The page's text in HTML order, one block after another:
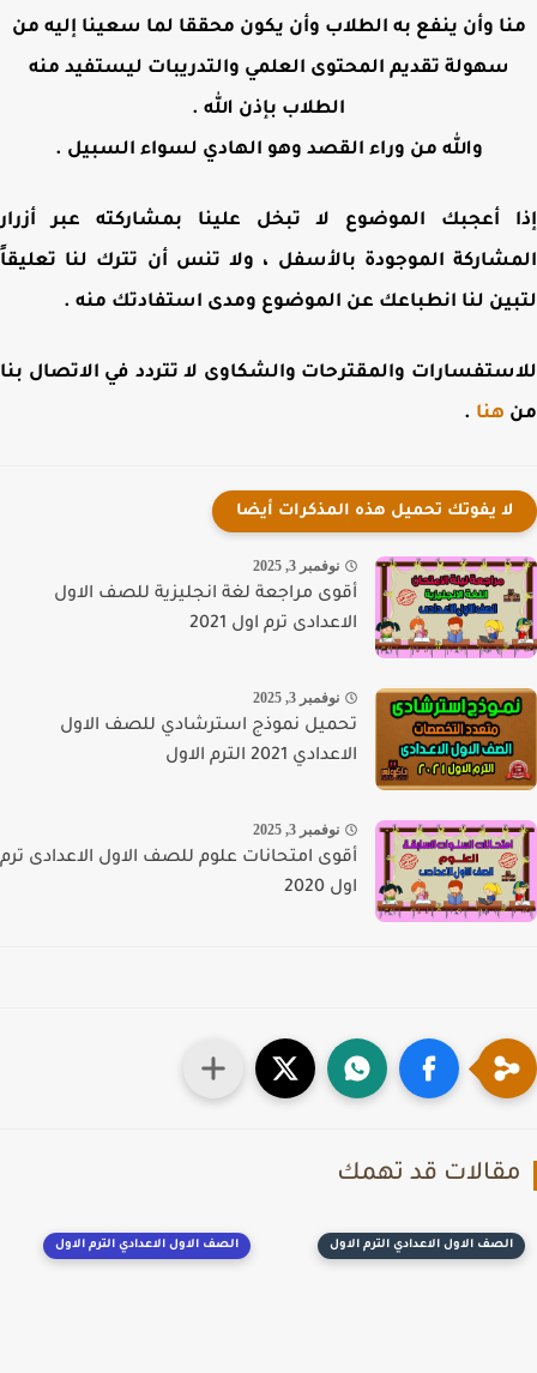
وأن ينفع به الطلاب وأن يكون محققا لما سعينا إليه من
سهولة تقديم المحتوى العلمي والتدريبات ليستفيد منه
الطلاب بإذن الله .
والله من وراء القصد وهو الهادي لسواء السبيل .
أعجبك الموضوع لا تبخل علينا بمشاركته عبر أزرار
الموجودة بالأسفل ، ولا تنس أن تترك لنا تعليقاً
لنا انطباعك عن الموضوع ومدى استفادتك منه .
والمقترحات والشكاوى لا تتردد في الاتصال بنا
هنا.
لا يفوتك تحميل هذه المذكرات أيضا
نوفمبر 3, 2025
أقوى مراجعة لغة انجليزية للصف الاول
الاعدادى ترم اول 2021
نوفمبر 3, 2025
تحميل نموذج استرشادي للصف الاول
الاعدادي 2021 الترم الاول
نوفمبر 3, 2025
أقوى امتحانات علوم للصف الاول الاعدادى ترم
اول 2020
قد تهمك
الصف الاول الاعدادي الترم الاول الصف الاول الاعدادي الترم الاول